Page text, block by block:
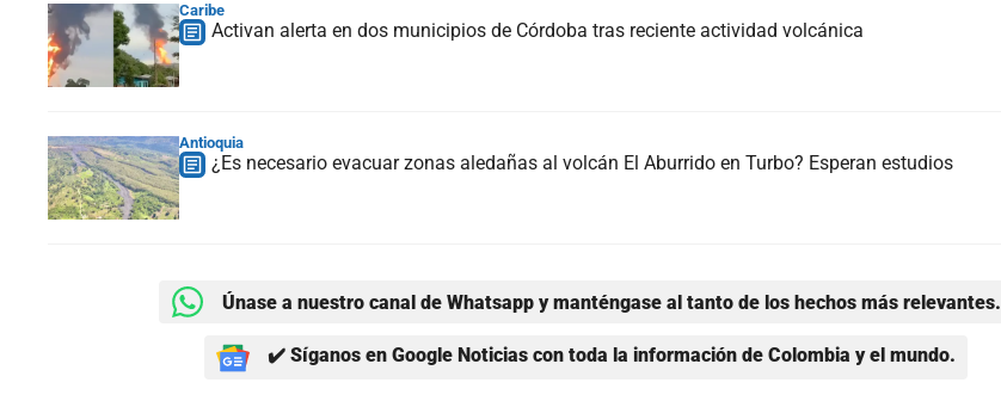
Caribe
Activan alerta en dos municipios de Córdoba tras reciente actividad volcánica
Antioquia
¿Es necesario evacuar zonas aledañas al volcán El Aburrido en Turbo? Esperan estudios
Únase a nuestro canal de Whatsapp y manténgase al tanto de los hechos más relevantes.
✔️ Síganos en Google Noticias con toda la información de Colombia y el mundo.